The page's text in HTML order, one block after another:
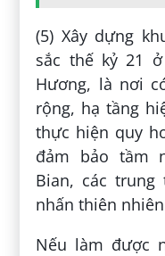
(5) Xây dựng
sắc thế kỷ 21
Hương, là nơi
rộng, hạ tầng
thực hiện quy
đảm bảo tầm
Bian, các
nhấn thiên
Nếu làm được